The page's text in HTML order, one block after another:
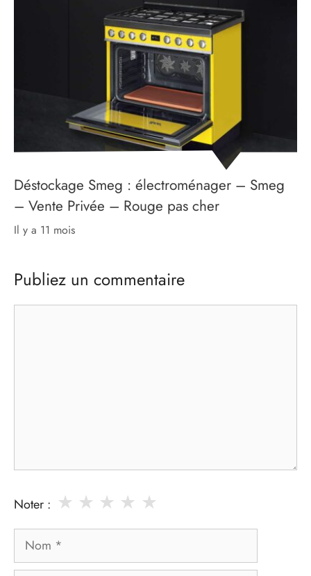
Déstockage Smeg : électroménager – Smeg
– Vente Privée – Rouge pas cher
il y a 11 mois
Publiez un commentaire
Noter : ★
★
★
★
★
Nom